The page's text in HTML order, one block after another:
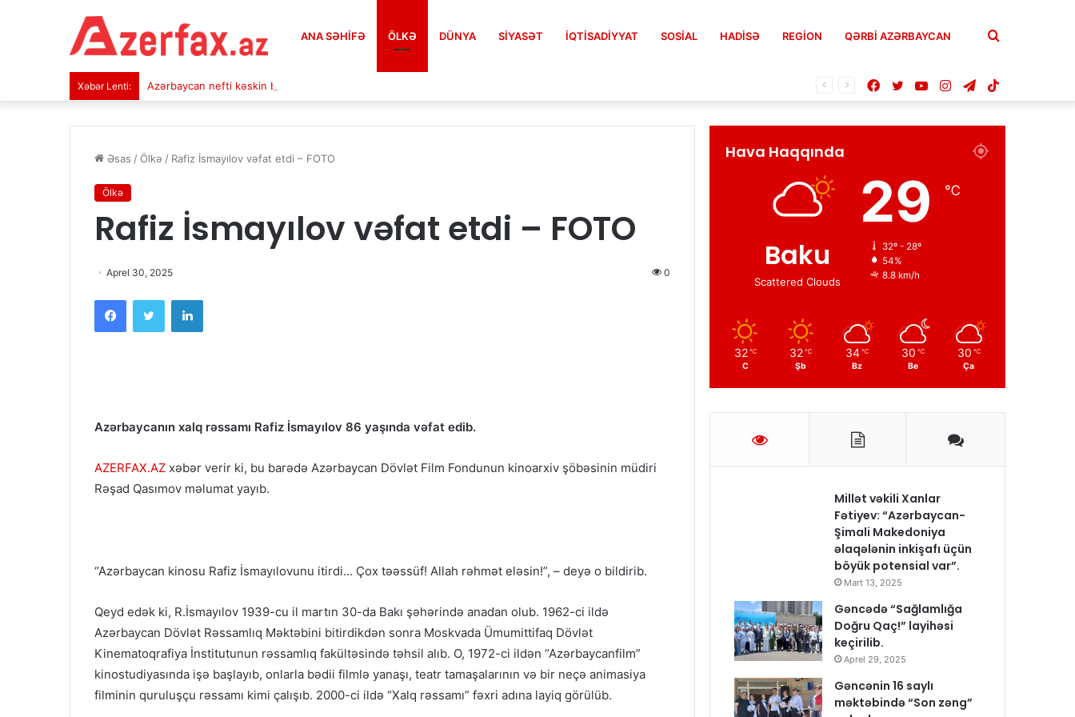
ANA SƏHIFƏ ÖLKƏ DÜNYA SIYASƏT İQTISADIYYAT SOSIAL HADISƏ REGION QƏRBİ AZƏRBAYCAN Axtar
Xəbər Lenti: Azərbaycan nefti kəskin bahalaşdı Telegram
Instagram
YouTube
Twitter
Facebook
Əsas /Ölkə / Rafiz İsmayılov vəfat etdi – FOTO
Ölkə
Rafiz İsmayılov vəfat etdi – FOTO
Aprel 30, 2025 0
Azərbaycanın xalq rəssamı Rafiz İsmayılov 86 yaşında vəfat edib.
AZERFAX.AZ xəbər verir ki, bu barədə Azərbaycan Dövlət Film Fondunun kinoarxiv şöbəsinin müdiri
Rəşad Qasımov məlumat yayıb.
“Azərbaycan kinosu Rafiz İsmayılovunu itirdi… Çox təəssüf! Allah rəhmət eləsin!”, – deyə o bildirib.
Qeyd edək ki, R.İsmayılov 1939-cu il martın 30-da Bakı şəhərində anadan olub. 1962-ci ildə
Azərbaycan Dövlət Rəssamlıq Məktəbini bitirdikdən sonra Moskvada Ümumittifaq Dövlət
Kinematoqrafiya İnstitutunun rəssamlıq fakültəsində təhsil alıb. O, 1972-ci ildən “Azərbaycanfilm”
kinostudiyasında işə başlayıb, onlarla bədii filmlə yanaşı, teatr tamaşalarının və bir neçə animasiya
filminin quruluşçu rəssamı kimi çalışıb. 2000-ci ildə “Xalq rəssamı” fəxri adına layiq görülüb.
Hava Haqqında
Baku
Scattered Clouds
29 ℃
32º - 28º
54%
8.8 km/h
32 ℃
C
32 ℃
Şb
34 ℃
Bz
30 ℃
Be
30 ℃
Ça
Millət vəkili Xanlar
Fətiyev: “Azərbaycan-
Şimali Makedoniya
əlaqələnin inkişafı üçün
böyük potensial var”.
Mart 13, 2025
Gəncədə “Sağlamlığa
Doğru Qaç!” layihəsi
keçirilib.
Aprel 29, 2025
Gəncənin 16 saylı
məktəbində “Son zəng”